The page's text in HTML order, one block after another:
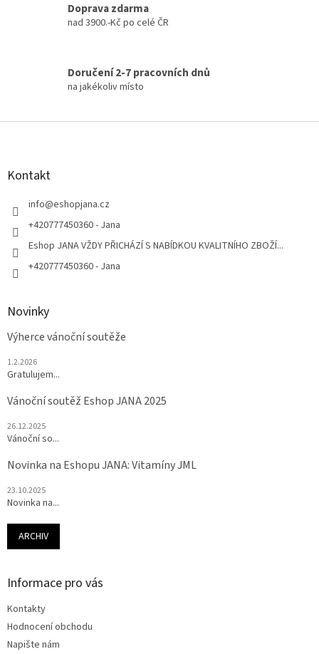
Doprava zdarma
nad 3900.-Kč po celé ČR
Doručení 2-7 pracovních dnů
na jakékoliv místo
Z
Kontakt
info@eshopjana.cz
+420777450360 - Jana
Eshop JANA VŽDY PŘICHÁZÍ S NABÍDKOU KVALITNÍHO ZBOŽÍ...
+420777450360 - Jana
Novinky
Výherce vánoční soutěže
1.2.2026
Gratulujem...
Vánoční soutěž Eshop JANA 2025
26.12.2025
Vánoční so...
Novinka na Eshopu JANA: Vitamíny JML
23.10.2025
Novinka na...
ARCHIV
Informace pro vás
Kontakty
Hodnocení obchodu
Napište nám